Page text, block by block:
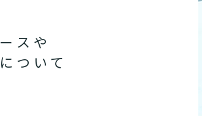
ー ス や
に つ い て